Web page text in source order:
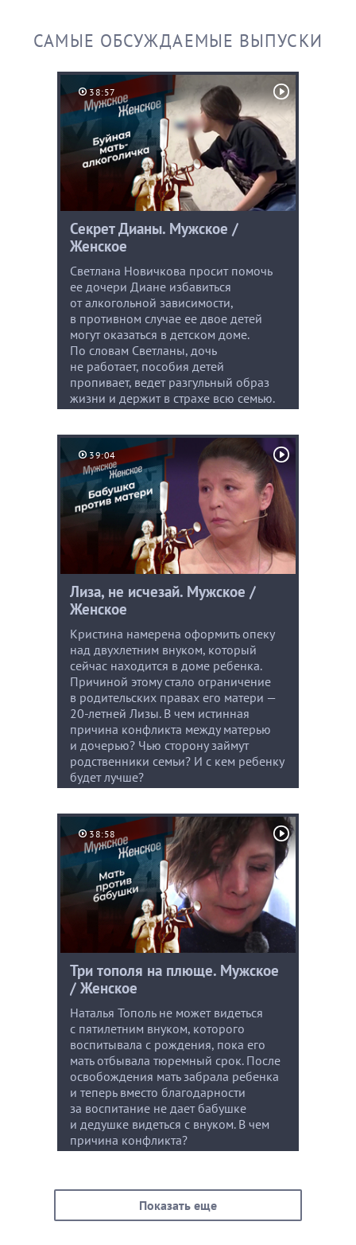
САМЫЕ ОБСУЖДАЕМЫЕ ВЫПУСКИ
38:57
Секрет Дианы. Мужское /
Женское
Светлана Новичкова просит помочь
ее дочери Диане избавиться
от алкогольной зависимости,
в противном случае ее двое детей
могут оказаться в детском доме.
По словам Светланы, дочь
не работает, пособия детей
пропивает, ведет разгульный образ
жизни и держит в страхе всю семью.
39:04
Лиза, не исчезай. Мужское /
Женское
Кристина намерена оформить опеку
над двухлетним внуком, который
сейчас находится в доме ребенка.
Причиной этому стало ограничение
в родительских правах его матери —
20-летней Лизы. В чем истинная
причина конфликта между матерью
и дочерью? Чью сторону займут
родственники семьи? И с кем ребенку
будет лучше?
38:58
Три тополя на плюще. Мужское
/ Женское
Наталья Тополь не может видеться
с пятилетним внуком, которого
воспитывала с рождения, пока его
мать отбывала тюремный срок. После
освобождения мать забрала ребенка
и теперь вместо благодарности
за воспитание не дает бабушке
и дедушке видеться с внуком. В чем
причина конфликта?
Показать еще